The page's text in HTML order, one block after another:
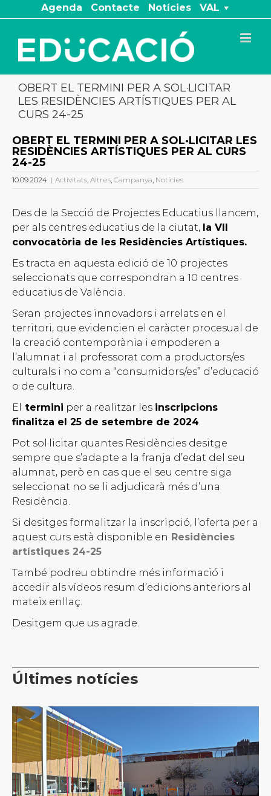
to
content
Agenda Contacte Notícies VAL
OBERT EL TERMINI PER A SOL·LICITAR
LES RESIDÈNCIES ARTÍSTIQUES PER AL
CURS 24-25
OBERT EL TERMINI PER A SOL·LICITAR LES
RESIDÈNCIES ARTÍSTIQUES PER AL CURS
24-25
10.09.2024 | Activitats, Altres, Campanya, Notícies
Des de la Secció de Projectes Educatius llancem,
per als centres educatius de la ciutat, la VII
convocatòria de les Residències Artístiques.
Es tracta en aquesta edició de 10 projectes
seleccionats que correspondran a 10 centres
educatius de València.
Seran projectes innovadors i arrelats en el
territori, que evidencien el caràcter procesual de
la creació contemporània i empoderen a
l’alumnat i al professorat com a productors/es
culturals i no com a “consumidors/es” d’educació
o de cultura.
El
termini per a realitzar les inscripcions
finalitza el 25 de setembre de 2024.
Pot sol·licitar quantes Residències desitge
sempre que s’adapte a la franja d’edat del seu
alumnat, però en cas que el seu centre siga
seleccionat no se li adjudicarà més d’una
Residència.
Si desitges formalitzar la inscripció, l’oferta per a
aquest curs està disponible en Residències
artístiques 24-25
També podreu obtindre més informació i
accedir als vídeos resum d’edicions anteriors al
mateix enllaç.
Desitgem que us agrade.
Últimes notícies